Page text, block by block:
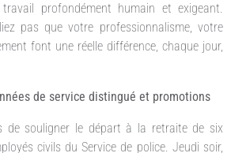
profondément humain et exigeant.
pas que votre professionnalisme, votre
font une réelle différence, chaque jour,
de service distingué et promotions
de souligner le départ à la retraite de six
civils du Service de police. Jeudi soir,